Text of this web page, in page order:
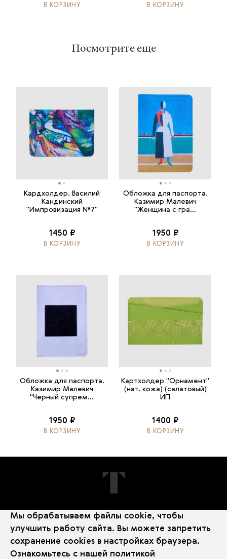
В КОРЗИНУ В КОРЗИНУ
Посмотрите еще
Кардхолдер. Василий
Кандинский
"Импровизация №7"
1450 ₽
В КОРЗИНУ
Обложка для паспорта.
Казимир Малевич
"Женщина с гра...
1950 ₽
В КОРЗИНУ
Обложка для паспорта.
Казимир Малевич
"Черный супрем...
1950 ₽
В КОРЗИНУ
Картхолдер "Орнамент"
(нат. кожа) (салатовый)
ИП
1400 ₽
В КОРЗИНУ
ПОДПИШИТЕСЬ НА НОВОСТИ
Мы обрабатываем файлы cookie, чтобы
улучшить работу сайта. Вы можете запретить
сохранение cookies в настройках браузера.
Ознакомьтесь с нашей политикой